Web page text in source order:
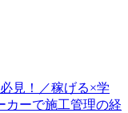
見！／稼げる×学
ーで施工管理の経